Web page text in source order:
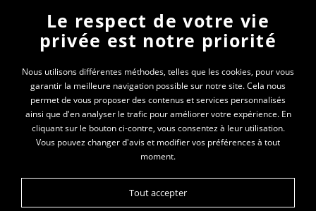
Newsletter
En vous inscrivant à la newsletter, vous recevrez
toutes les actualités des PEP 69
Votre e-mail*
Le respect de votre vie
privée est notre priorité
Nous utilisons différentes méthodes, telles que les cookies, pour vous
garantir la meilleure navigation possible sur notre site. Cela nous
permet de vous proposer des contenus et services personnalisés
ainsi que d'en analyser le trafic pour améliorer votre expérience. En
cliquant sur le bouton ci-contre, vous consentez à leur utilisation.
Vous pouvez changer d'avis et modifier vos préférences à tout
moment.
Tout accepter